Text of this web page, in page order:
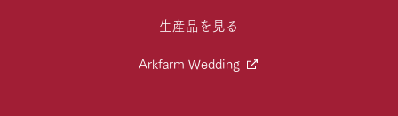
生産品を見る
Arkfarm Wedding